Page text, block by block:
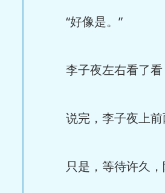
“好像是。”
李子夜左右看了看
说完，李子夜上前
只是，等待许久，